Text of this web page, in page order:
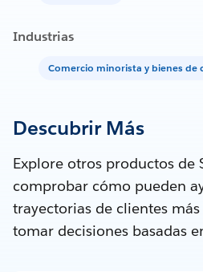
Industrias
Comercio minorista y bienes de
Descubrir Más
Explore otros productos de
comprobar cómo pueden
trayectorias de clientes
tomar decisiones basadas